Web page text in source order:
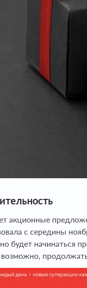
акционные
с середины
будет начинаться